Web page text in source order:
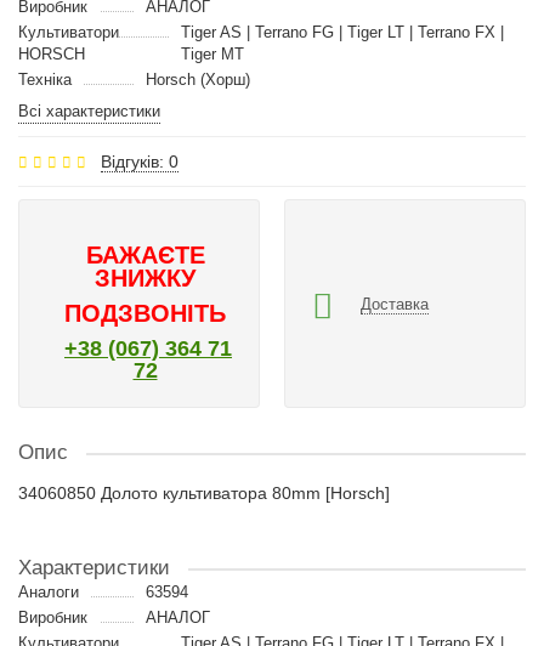
Виробник
АНАЛОГ
Культиватори
HORSCH
Tiger AS | Terrano FG | Tiger LT | Terrano FX |
Tiger MT
Техніка
Horsch (Хорш)
Всі характеристики
Відгуків: 0
БАЖАЄТЕ
ЗНИЖКУ
ПОДЗВОНІТЬ
+38 (067) 364 71
72
Доставка
Опис
34060850 Долото культиватора 80mm [Horsch]
Характеристики
Аналоги
63594
Виробник
АНАЛОГ